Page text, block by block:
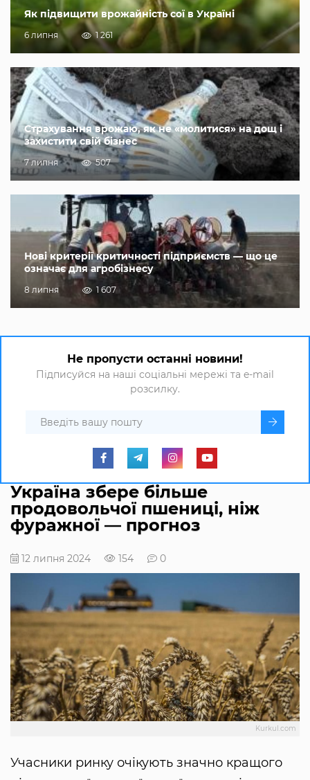
Як підвищити врожайність сої в Україні
6 липня 1 261
Страхування врожаю, як не «молитися» на дощ і
захистити свій бізнес
7 липня 507
Нові критерії критичності підприємств — що це
означає для агробізнесу
8 липня 1 607
Не пропусти останні новини!
Підписуйся на наші соціальні мережі та e-mail
розсилку.
Україна збере більше
продовольчої пшениці, ніж
фуражної — прогноз
12 липня 2024 154 0
Kurkul.com
Учасники ринку очікують значно кращого